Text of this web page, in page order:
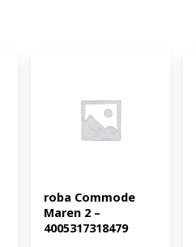
roba Commode
Maren 2 –
4005317318479